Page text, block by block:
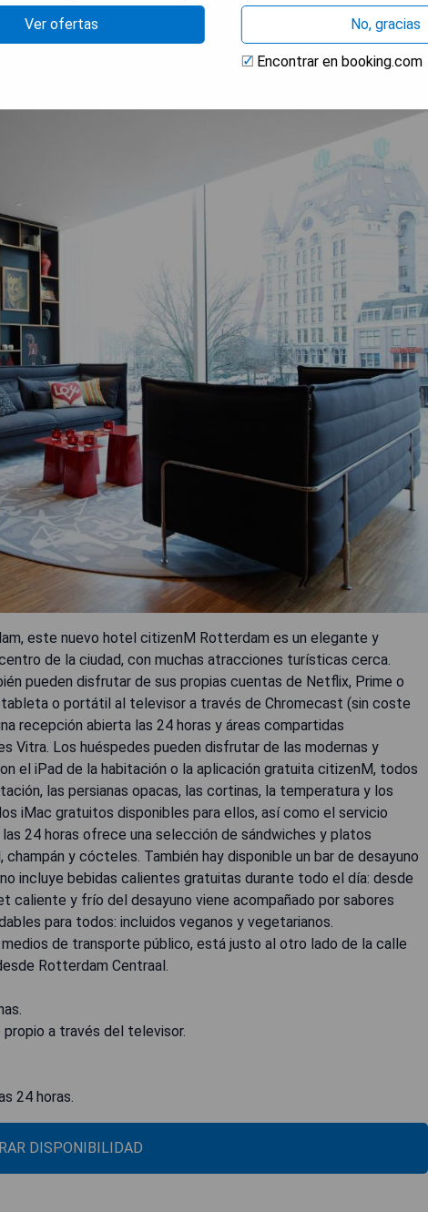
este nuevo hotel citizenM Rotterdam es un elegante y
de la ciudad, con muchas atracciones turísticas cerca.
pueden disfrutar de sus propias cuentas de Netflix, Prime o
o portátil al televisor a través de Chromecast (sin coste
recepción abierta las 24 horas y áreas compartidas
Vitra. Los huéspedes pueden disfrutar de las modernas y
el iPad de la habitación o la aplicación gratuita citizenM, todos
las persianas opacas, las cortinas, la temperatura y los
iMac gratuitos disponibles para ellos, así como el servicio
24 horas ofrece una selección de sándwiches y platos
y cócteles. También hay disponible un bar de desayuno
incluye bebidas calientes gratuitas durante todo el día: desde
y frío del desayuno viene acompañado por sabores
para todos: incluidos veganos y vegetarianos.
de transporte público, está justo al otro lado de la calle
Rotterdam Centraal.
a través del televisor.
24 horas.
DISPONIBILIDAD
Ver ofertas
No, gracias
Encontrar en booking.com